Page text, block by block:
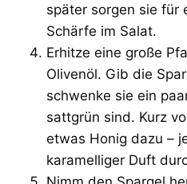
später sorgen sie für
Schärfe im Salat.
Erhitze eine große
Olivenöl. Gib die
schwenke sie ein
sattgrün sind. Kurz
etwas Honig dazu –
karamelliger Duft